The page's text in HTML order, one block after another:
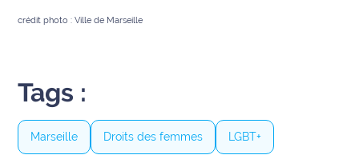
Social
National
International
crédit photo : Ville de Marseille
Tags :
Marseille Droits des femmes LGBT+